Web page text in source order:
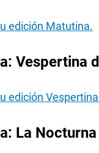
edición Matutina.
Vespertina
edición
La